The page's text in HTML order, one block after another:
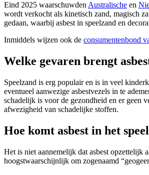
Eind 2025 waarschuwden Australische en
wordt verkocht als kinetisch zand, magisch
gedaan, waarbij asbest in speelzand en
Inmiddels wijzen ook de consumentenbond
Welke gevaren brengt
Speelzand is erg populair en is in veel
eventueel aanwezige asbestvezels in te
schadelijk is voor de gezondheid en er geen
afwezigheid van schadelijke stoffen.
Hoe komt asbest in het
Het is niet aannemelijk dat asbest opzettelijk
hoogstwaarschijnlijk om zogenaamd